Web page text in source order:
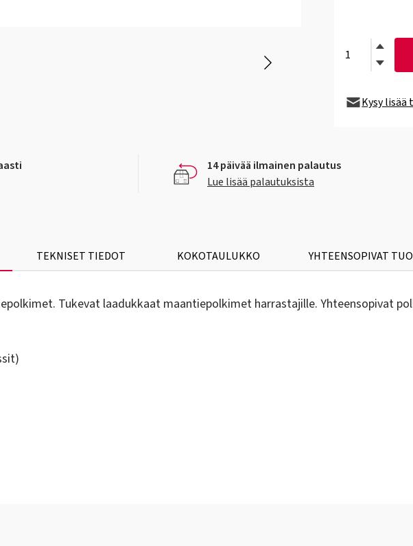
Kysy
14 päivää ilmainen palautus
Lue lisää palautuksista
TEKNISET TIEDOT KOKOTAULUKKO YHTEENSOPIVAT
Tukevat laadukkaat maantiepolkimet harrastajille. Yhteensopivat